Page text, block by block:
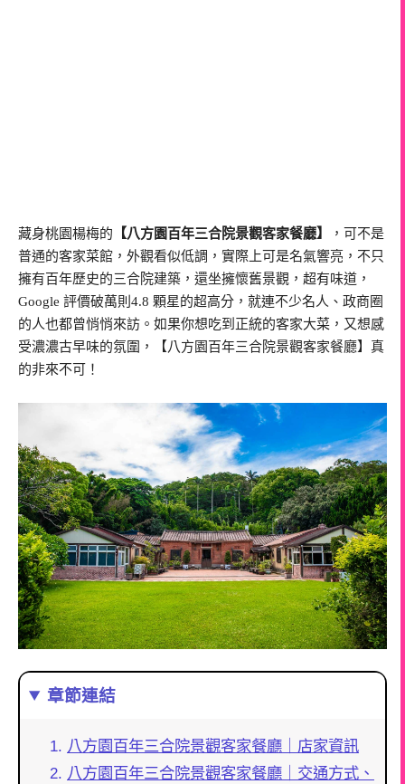
藏身桃園楊梅的 【八方園百年三合院景觀客家餐廳】
，可不是
普通的客家菜館，外觀看似低調，實際上可是名氣響亮，不只
擁有百年歷史的三合院建築，還坐擁懷舊景觀，超有味道，
Google 評價破萬則4.8 顆星的超高分，就連不少名人、政商圈
的人也都曾悄悄來訪。如果你想吃到正統的客家大菜，又想感
受濃濃古早味的氛圍，【八方園百年三合院景觀客家餐廳】真
的非來不可！
章節連結
八方園百年三合院景觀客家餐廳｜店家資訊
八方園百年三合院景觀客家餐廳｜交通方式、